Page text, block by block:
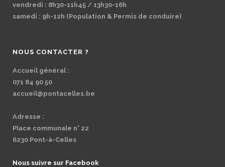
vendredi : 8h30-11h45 / 13h30-16h
samedi : 9h-12h (Population & Permis de conduire)
NOUS CONTACTER ?
Accueil général :
071 84 90 50
accueil@pontacelles.be
Adresse :
Place communale n° 22
6230 Pont-à-Celles
Nous suivre sur Facebook